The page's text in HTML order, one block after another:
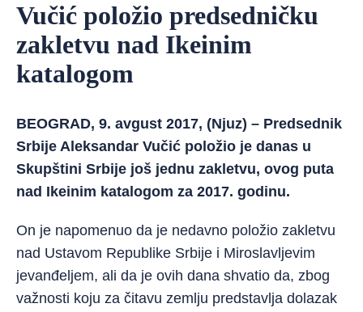
Vučić položio predsedničku
zakletvu nad Ikeinim
katalogom
BEOGRAD, 9. avgust 2017, (Njuz) – Predsednik
Srbije Aleksandar Vučić položio je danas u
Skupštini Srbije još jednu zakletvu, ovog puta
nad Ikeinim katalogom za 2017. godinu.
On je napomenuo da je nedavno položio zakletvu
nad Ustavom Republike Srbije i Miroslavljevim
jevanđeljem, ali da je ovih dana shvatio da, zbog
važnosti koju za čitavu zemlju predstavlja dolazak